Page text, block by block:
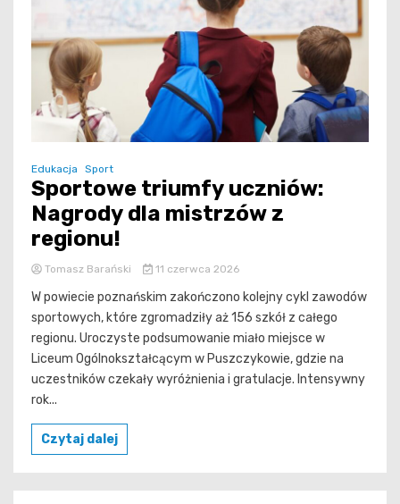
Edukacja Sport
Sportowe triumfy uczniów:
Nagrody dla mistrzów z
regionu!
Tomasz Barański 11 czerwca 2026
W powiecie poznańskim zakończono kolejny cykl zawodów
sportowych, które zgromadziły aż 156 szkół z całego
regionu. Uroczyste podsumowanie miało miejsce w
Liceum Ogólnokształcącym w Puszczykowie, gdzie na
uczestników czekały wyróżnienia i gratulacje. Intensywny
rok...
Czytaj dalej